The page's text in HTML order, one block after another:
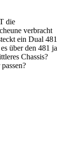
die
verbracht
ein Dual 481
über den 481 ja
Chassis?